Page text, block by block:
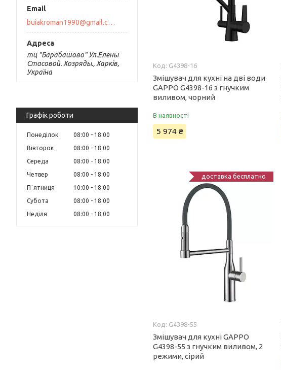
buiakroman1990@gmail.com
тц "Барабашово" Ул.Елены
Стасовой. Хозряды., Харків,
Україна
Графік роботи
Понеділок 08:00
18:00
Вівторок
08:00
18:00
Середа
08:00
18:00
Четвер
08:00
18:00
Пʼятниця
10:00
18:00
Субота
08:00
18:00
Неділя
08:00 18:00
G4398-16
Змішувач для кухні на дві води
GAPPO G4398-16 з гнучким
виливом, чорний
В наявності
5 974 ₴
доставка бесплатно
G4398-55
Змішувач для кухні GAPPO
G4398-55 з гнучким виливом, 2
режими, сірий